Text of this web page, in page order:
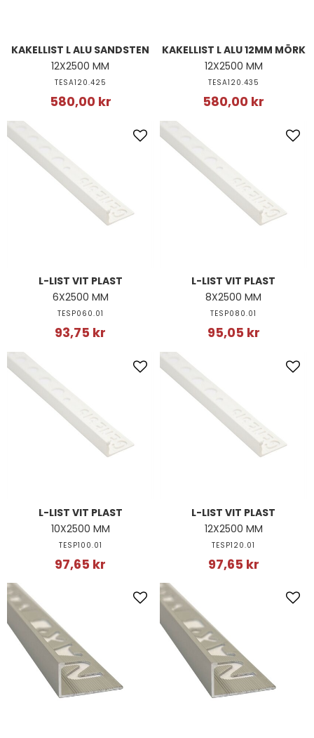
KAKELLIST L ALU SANDSTEN
12X2500 MM
TESA120.425
580,00 kr
KAKELLIST L ALU 12MM MÖRK
12X2500 MM
TESA120.435
580,00 kr
L-LIST VIT PLAST
6X2500 MM
TESP060.01
93,75 kr
L-LIST VIT PLAST
8X2500 MM
TESP080.01
95,05 kr
L-LIST VIT PLAST
10X2500 MM
TESP100.01
97,65 kr
L-LIST VIT PLAST
12X2500 MM
TESP120.01
97,65 kr